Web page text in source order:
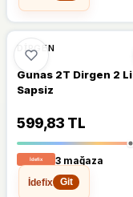
DIRGEN
Gunas 2T Dirgen 2 Li
Sapsiz
599,83 TL
3 mağaza
İdefix
Git